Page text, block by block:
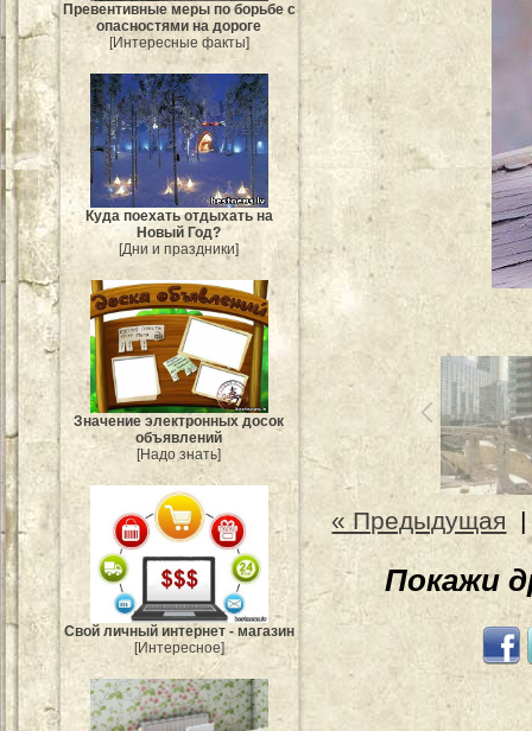
Превентивные меры по борьбе с
опасностями на дороге
[Интересные факты]
Куда поехать отдыхать на
Новый Год?
[Дни и праздники]
Значение электронных досок
объявлений
[Надо знать]
Свой личный интернет - магазин
[Интересное]
« Предыдущая
Покажи